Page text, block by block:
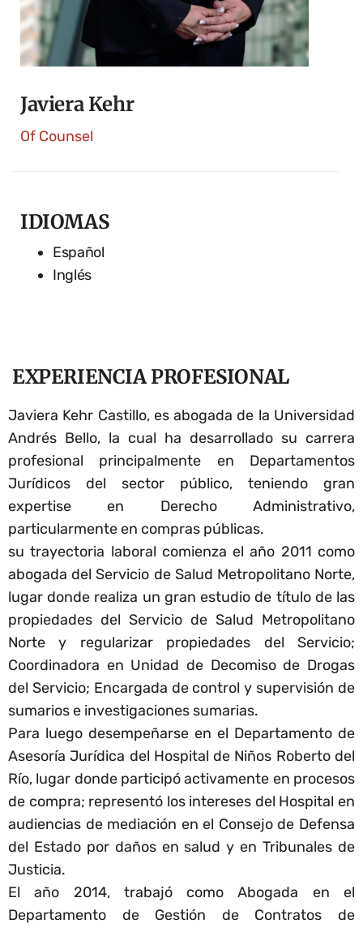
Javiera Kehr
Of Counsel
IDIOMAS
Español
Inglés
EXPERIENCIA PROFESIONAL
Javiera Kehr Castillo, es abogada de la Universidad
Andrés Bello, la cual ha desarrollado su carrera
profesional principalmente en Departamentos
Jurídicos del sector público, teniendo gran
expertise en Derecho Administrativo,
particularmente en compras públicas.
su trayectoria laboral comienza el año 2011 como
abogada del Servicio de Salud Metropolitano Norte,
lugar donde realiza un gran estudio de título de las
propiedades del Servicio de Salud Metropolitano
Norte y regularizar propiedades del Servicio;
Coordinadora en Unidad de Decomiso de Drogas
del Servicio; Encargada de control y supervisión de
sumarios e investigaciones sumarias.
Para luego desempeñarse en el Departamento de
Asesoría Jurídica del Hospital de Niños Roberto del
Río, lugar donde participó activamente en procesos
de compra; representó los intereses del Hospital en
audiencias de mediación en el Consejo de Defensa
del Estado por daños en salud y en Tribunales de
Justicia.
El año 2014, trabajó como Abogada en el
Departamento de Gestión de Contratos de